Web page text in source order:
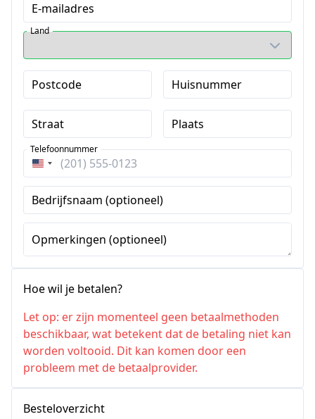
E-mailadres
Land
Postcode Huisnummer
Straat Plaats
Verenigde
Staten
+1
Telefoonnummer
Bedrijfsnaam (optioneel)
Opmerkingen (optioneel)
Hoe wil je betalen?
Let op: er zijn momenteel geen betaalmethoden
beschikbaar, wat betekent dat de betaling niet kan
worden voltooid. Dit kan komen door een
probleem met de betaalprovider.
Besteloverzicht